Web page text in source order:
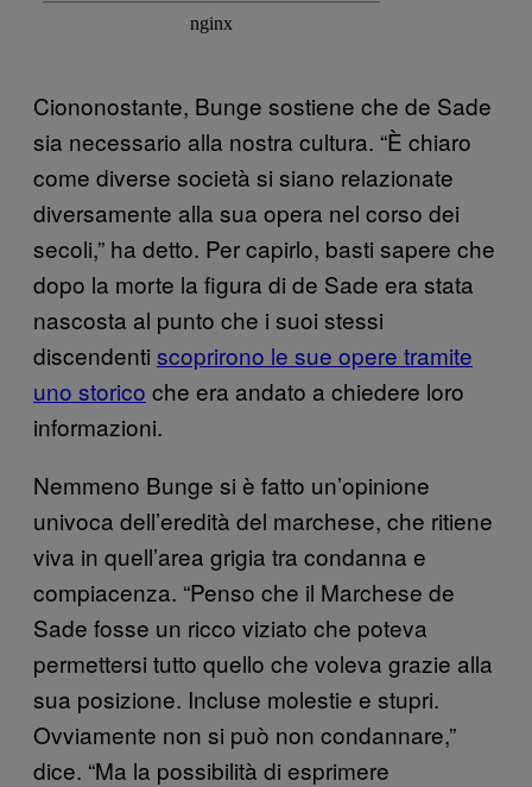
Ciononostante, Bunge sostiene che de Sade
sia necessario alla nostra cultura. “È chiaro
come diverse società si siano relazionate
diversamente alla sua opera nel corso dei
secoli,” ha detto. Per capirlo, basti sapere che
dopo la morte la figura di de Sade era stata
nascosta al punto che i suoi stessi
discendenti scoprirono le sue opere tramite
uno storico che era andato a chiedere loro
informazioni.
Nemmeno Bunge si è fatto un’opinione
univoca dell’eredità del marchese, che ritiene
viva in quell’area grigia tra condanna e
compiacenza. “Penso che il Marchese de
Sade fosse un ricco viziato che poteva
permettersi tutto quello che voleva grazie alla
sua posizione. Incluse molestie e stupri.
Ovviamente non si può non condannare,”
dice. “Ma la possibilità di esprimere